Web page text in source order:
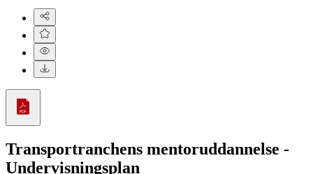
Transportranchens mentoruddannelse -
Undervisningsplan